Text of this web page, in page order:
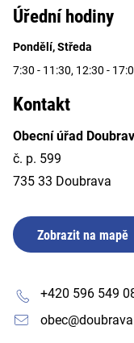
Úřední hodiny
Pondělí, Středa
7:30 - 11:30, 12:30 -
Kontakt
Obecní úřad
č. p. 599
735 33 Doubrava
Zobrazit na mapě
+420 596 549